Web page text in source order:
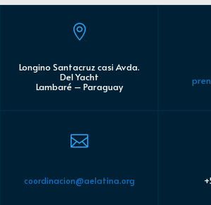

Longino Santacruz casi Avda.
Del Yacht
Lambaré – Paraguay

coordinacion@aelatina.org